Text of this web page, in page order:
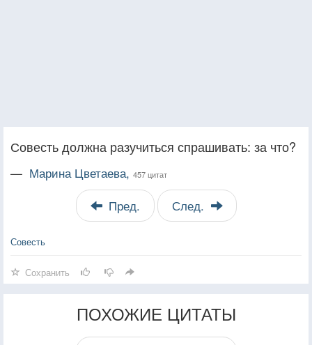
Совесть должна разучиться спрашивать: за что?
— Марина Цветаева, 457 цитат
Пред. След.
Совесть
Сохранить
ПОХОЖИЕ ЦИТАТЫ